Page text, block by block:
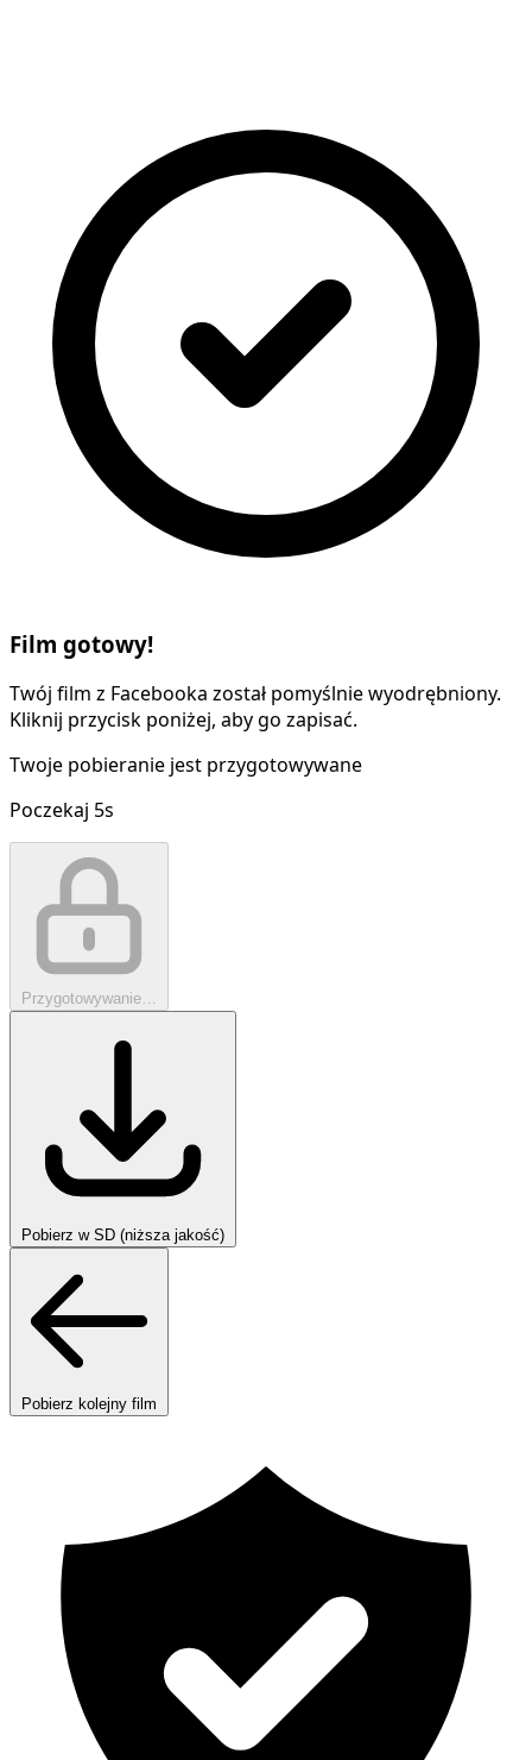
Film gotowy!
Twój film z Facebooka został pomyślnie wyodrębniony.
Kliknij przycisk poniżej, aby go zapisać.
Twoje pobieranie jest przygotowywane
Poczekaj 5s
Przygotowywanie…
Pobierz w SD (niższa jakość)
Pobierz kolejny film